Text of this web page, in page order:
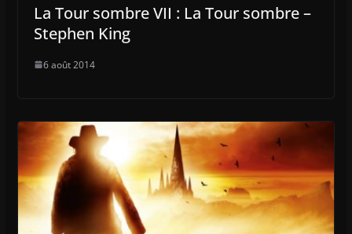
La Tour sombre VII : La Tour sombre –
Stephen King
6 août 2014